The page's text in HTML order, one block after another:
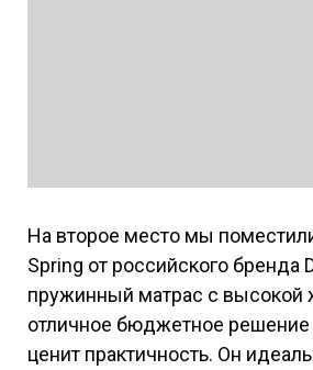
На второе место мы
Spring от российского бренда
пружинный матрас с высокой
отличное бюджетное решение
ценит практичность. Он